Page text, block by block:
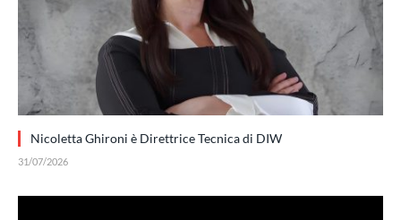
Nicoletta Ghironi è Direttrice Tecnica di DIW
31/07/2026